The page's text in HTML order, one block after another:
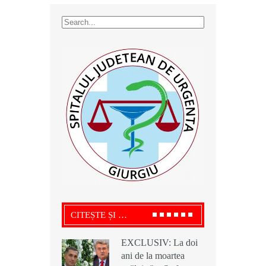
CITEȘTE ȘI …
EXCLUSIV: La doi
ani de la moartea
EXCLUSIV: La doi
ani de la moartea
EXCLUSIV: La doi
ani de la moartea